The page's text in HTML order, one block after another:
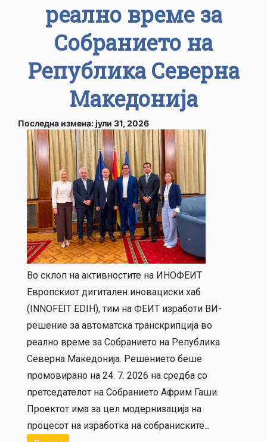
реално време за
Собранието на
Република Северна
Македонија
Последна измена: јули 31, 2026
Во склоп на активностите на ИНОФЕИТ
Европскиот дигитален иновациски хаб
(INNOFEIT EDIH), тим на ФЕИТ изработи ВИ-
решение за автоматска транскрипција во
реално време за Собранието на Република
Северна Македонија. Решението беше
промовирано на 24. 7. 2026 на средба со
претседателот на Сoбранието Африм Гаши.
Проектот има за цел модернизација на
процесот на изработка на собраниските...